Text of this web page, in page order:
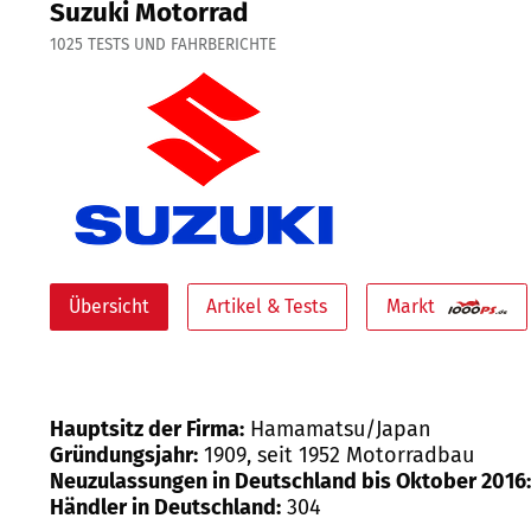
Suzuki Motorrad
1025 TESTS UND FAHRBERICHTE
Übersicht Artikel & Tests Markt
Hauptsitz der Firma: Hamamatsu/Japan
Gründungsjahr: 1909, seit 1952 Motorradbau
Neuzulassungen in Deutschland bis Oktober 2016:
Händler in Deutschland: 304